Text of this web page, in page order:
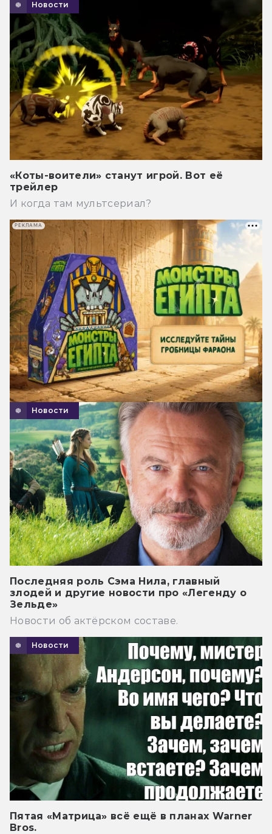
Новости
«Коты-воители» станут игрой. Вот её
трейлер
И когда там мультсериал?
Новости
Последняя роль Сэма Нила, главный
злодей и другие новости про «Легенду о
Зельде»
Новости об актёрском составе.
Новости
Пятая «Матрица» всё ещё в планах Warner
Bros.
РЕКЛАМА